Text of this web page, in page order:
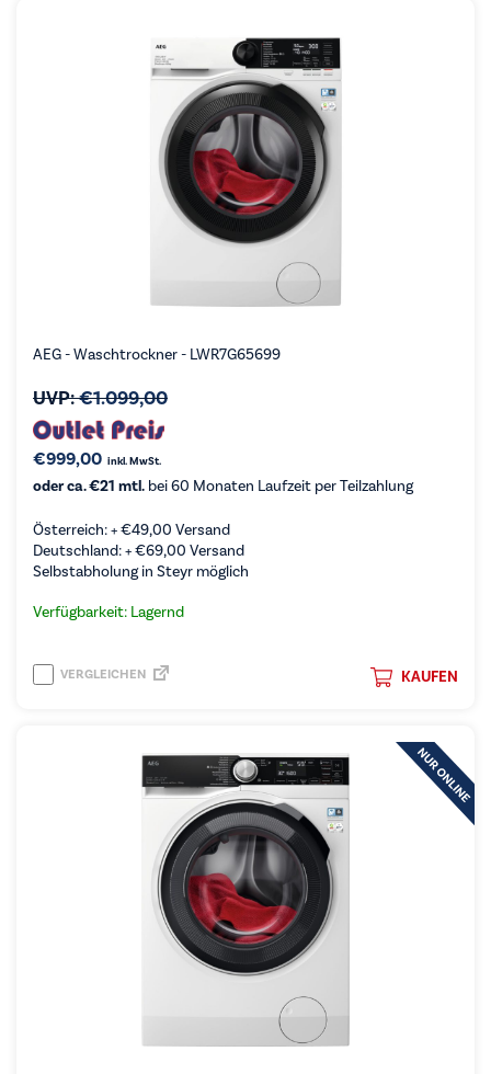
AEG - Waschtrockner - LWR7G65699
UVP:€1.099,00
€999,00 inkl. MwSt.
oder ca. €21 mtl. bei 60 Monaten Laufzeit per Teilzahlung
Österreich: +€49,00 Versand
Deutschland: +€69,00 Versand
Selbstabholung in Steyr möglich
Verfügbarkeit: Lagernd
KAUFEN
VERGLEICHEN